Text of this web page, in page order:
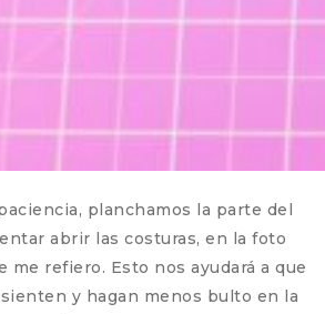
planchamos la parte del
abrir las costuras, en la foto
me refiero. Esto nos ayudará a que
y hagan menos bulto en la